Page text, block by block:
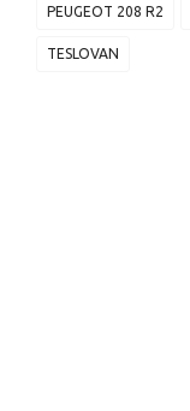
PEUGEOT 208 R2
TESLOVAN